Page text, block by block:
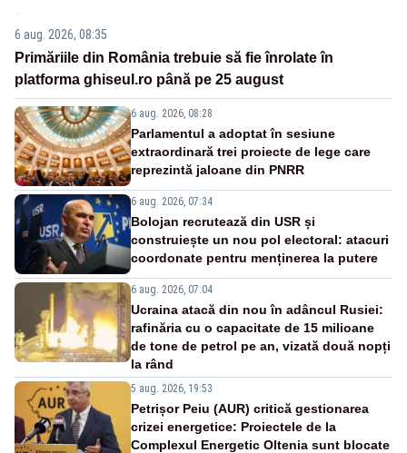
6 aug. 2026, 08:35
Primăriile din România trebuie să fie înrolate în
platforma ghiseul.ro până pe 25 august
6 aug. 2026, 08:28
Parlamentul a adoptat în sesiune
extraordinară trei proiecte de lege care
reprezintă jaloane din PNRR
6 aug. 2026, 07:34
Bolojan recrutează din USR și
construiește un nou pol electoral: atacuri
coordonate pentru menținerea la putere
6 aug. 2026, 07:04
Ucraina atacă din nou în adâncul Rusiei:
rafinăria cu o capacitate de 15 milioane
de tone de petrol pe an, vizată două nopți
la rând
5 aug. 2026, 19:53
Petrișor Peiu (AUR) critică gestionarea
crizei energetice: Proiectele de la
Complexul Energetic Oltenia sunt blocate